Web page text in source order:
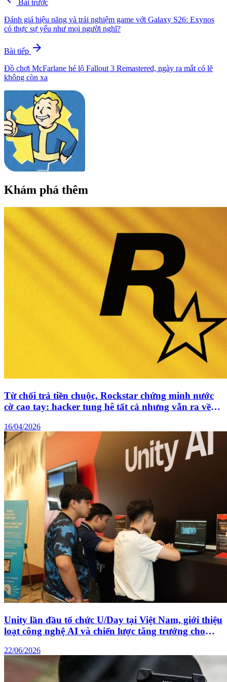
Bài trước
Đánh giá hiệu năng và trải nghiệm game với Galaxy S26: Exynos
có thực sự yếu như mọi người nghĩ?
Bài tiếp arrow_forward
Đồ chơi McFarlane hé lộ Fallout 3 Remastered, ngày ra mắt có lẽ
không còn xa
Khám phá thêm
Từ chối trả tiền chuộc, Rockstar chứng minh nước
cờ cao tay: hacker tung hê tất cả nhưng vẫn ra về
16/04/2026
Unity lần đầu tổ chức U/Day tại Việt Nam, giới thiệu
loạt công nghệ AI và chiến lược tăng trưởng cho
22/06/2026